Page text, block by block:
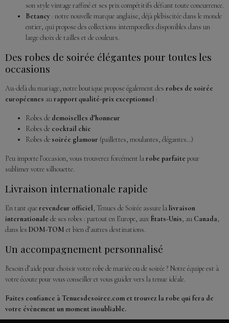
son style vintage raffiné et ses prix compétitifs défiant toute concurrence.
Betancy : notre nouvelle marque anglaise, déjà plébiscitée dans le monde
entier, qui propose des collections intemporelles disponibles dans un
large choix de tailles et de couleurs.
Des robes de soirée élégantes pour toutes les
occasions
Au-delà du mariage, notre boutique propose également des robes de soirée
européennes aurapport qualité-prix exceptionnel :
Robes de demoiselles d’honneur
Robes de cocktail chic
Robes de soirée glamour (paillettes, moulantes, élégantes…)
Peu importe l’occasion, vous trouverez forcément larobe parfaite pour
sublimer votre silhouette.
Livraison internationale rapide
En tant querevendeur officiel, Tenues de Soirée assure lalivraison
internationale de ses robes : partout en Europe, aux États-Unis, au Canada,
dans les DOM-TOM et bien d’autres destinations.
Un accompagnement personnalisé
Besoin d’aide pour choisir votre robe de mariée ou de soirée ? Notre équipe est à
votre écoute pour vous conseiller et vous guider vers la tenue idéale.
Faites confiance à Tenuesdesoiree.com et trouvez la robe qui fera de
votre évènement un moment inoubliable.